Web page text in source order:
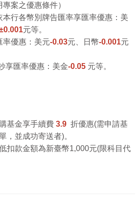
案之優惠條件）
本行各幣別牌告匯率享匯率優惠：美
元等。
率優惠：美元-0.03元、日幣-0.001元
享匯率優惠：美金-0.05 元等。
基金享手續費 3.9 折優惠(需申請基
，並成功寄送者)。
扣款金額為新臺幣1,000元(限科目代